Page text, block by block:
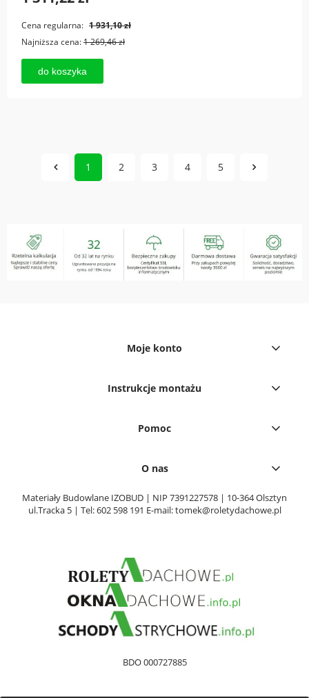
Cena regularna: 1 931,10 zł
Najniższa cena:1 269,46 zł
do koszyka
1 2 3 4 5
Moje konto
Instrukcje montażu
Pomoc
O nas
Materiały Budowlane IZOBUD | NIP 7391227578 | 10-364 Olsztyn
ul.Tracka 5 | Tel:602 598 191 E-mail:tomek@roletydachowe.pl
BDO 000727885